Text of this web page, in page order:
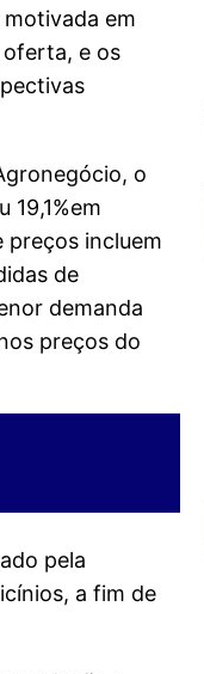
em
e os
o
19,1%em
preços incluem
de
demanda
preços do
pela
a fim de